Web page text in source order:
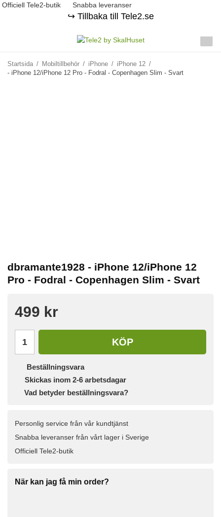
Officiell Tele2-butik Snabba leveranser
↪️ Tillbaka till Tele2.se
Startsida / Mobiltillbehör / iPhone / iPhone 12 /
- iPhone 12/iPhone 12 Pro - Fodral - Copenhagen Slim - Svart
dbramante1928 - iPhone 12/iPhone 12
Pro - Fodral - Copenhagen Slim - Svart
499 kr
KÖP
Beställningsvara
Skickas inom 2-6 arbetsdagar
Vad betyder beställningsvara?
Personlig service från vår kundtjänst
Snabba leveranser från vårt lager i Sverige
Officiell Tele2-butik
När kan jag få min order?